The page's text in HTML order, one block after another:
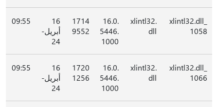
xlintl32.dll_
1058
xlintl32.
dll
16.0.
5446.
1000
1714
9552
16
أبريل-
24
09:55
xlintl32.dll_
1066
xlintl32.
dll
16.0.
5446.
1000
1720
1256
16
أبريل-
24
09:55